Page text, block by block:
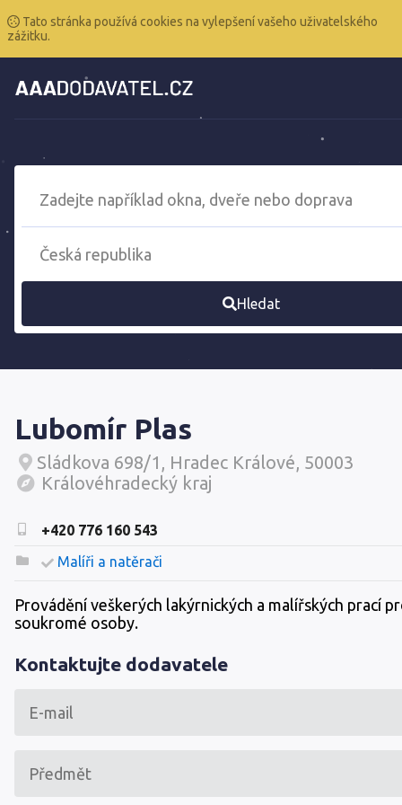
Tato stránka používá cookies na vylepšení vašeho uživatelského
zážitku.
Hledat
Lubomír Plas
Sládkova 698/1, Hradec Králové, 50003
Královéhradecký kraj
+420 776 160 543
Malíři a natěrači
Provádění veškerých lakýrnických a malířských prací
soukromé osoby.
Kontaktujte dodavatele